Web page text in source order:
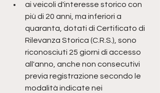
ai veicoli d'interesse storico con
più di 20 anni, ma inferiori a
quaranta, dotati di Certificato di
Rilevanza Storica (C.R.S.), sono
riconosciuti 25 giorni di accesso
all'anno, anche non consecutivi
previa registrazione secondo le
modalità indicate nei